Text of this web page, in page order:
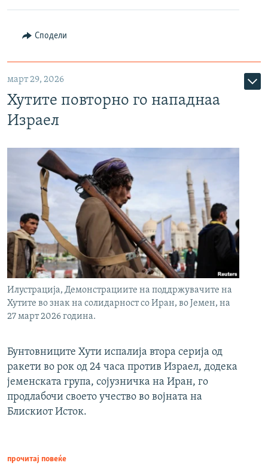
Сподели
март 29, 2026
Хутите повторно го нападнаа
Израел
Илустрација, Демонстрациите на поддржувачите на
Хутите во знак на солидарност со Иран, во Јемен, на
27 март 2026 година.
Бунтовниците Хути испалија втора серија од
ракети во рок од 24 часа против Израел, додека
јеменската група, сојузничка на Иран, го
продлабочи своето учество во војната на
Блискиот Исток.
прочитај повеќе